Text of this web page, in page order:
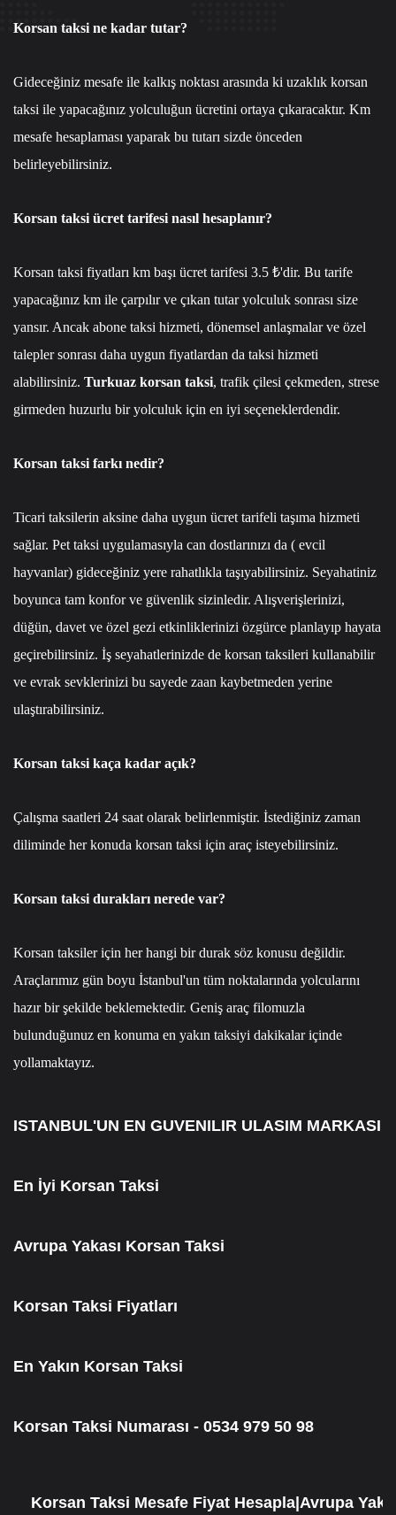
Korsan taksi ne kadar tutar?
Gideceğiniz mesafe ile kalkış noktası arasında ki uzaklık korsan
taksi ile yapacağınız yolculuğun ücretini ortaya çıkaracaktır. Km
mesafe hesaplaması yaparak bu tutarı sizde önceden
belirleyebilirsiniz.
Korsan taksi ücret tarifesi nasıl hesaplanır?
Korsan taksi fiyatları km başı ücret tarifesi 3.5 ₺'dir. Bu tarife
yapacağınız km ile çarpılır ve çıkan tutar yolculuk sonrası size
yansır. Ancak abone taksi hizmeti, dönemsel anlaşmalar ve özel
talepler sonrası daha uygun fiyatlardan da taksi hizmeti
alabilirsiniz. Turkuaz korsan taksi, trafik çilesi çekmeden, strese
girmeden huzurlu bir yolculuk için en iyi seçeneklerdendir.
Korsan taksi farkı nedir?
Ticari taksilerin aksine daha uygun ücret tarifeli taşıma hizmeti
sağlar. Pet taksi uygulamasıyla can dostlarınızı da ( evcil
hayvanlar) gideceğiniz yere rahatlıkla taşıyabilirsiniz. Seyahatiniz
boyunca tam konfor ve güvenlik sizinledir. Alışverişlerinizi,
düğün, davet ve özel gezi etkinliklerinizi özgürce planlayıp hayata
geçirebilirsiniz. İş seyahatlerinizde de korsan taksileri kullanabilir
ve evrak sevklerinizi bu sayede zaan kaybetmeden yerine
ulaştırabilirsiniz.
Korsan taksi kaça kadar açık?
Çalışma saatleri 24 saat olarak belirlenmiştir. İstediğiniz zaman
diliminde her konuda korsan taksi için araç isteyebilirsiniz.
Korsan taksi durakları nerede var?
Korsan taksiler için her hangi bir durak söz konusu değildir.
Araçlarımız gün boyu İstanbul'un tüm noktalarında yolcularını
hazır bir şekilde beklemektedir. Geniş araç filomuzla
bulunduğunuz en konuma en yakın taksiyi dakikalar içinde
yollamaktayız.
ISTANBUL'UN EN GUVENILIR ULASIM MARKASI
En İyi Korsan Taksi
Avrupa Yakası Korsan Taksi
Korsan Taksi Fiyatları
En Yakın Korsan Taksi
Korsan Taksi Numarası - 0534 979 50 98
Taksi Mesafe Fiyat Hesapla|Avrupa Yakası